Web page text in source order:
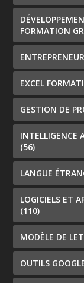
FORMATION
EXCEL
GESTION DE
INTELLIGENCE
(56)
LANGUE
LOGICIELS ET
(110)
MODÈLE DE
OUTILS